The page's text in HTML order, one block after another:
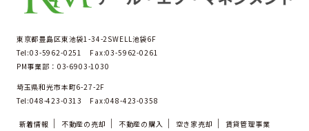
新着情報 賃貸管理事業
不動産の売却
不動産の購入
空き家売却
東京都豊島区東池袋1-34-2SWELL池袋6F
Tel:03-5962-0251 Fax:03-5962-0261
PM事業部：03-6903-1030
埼玉県和光市本町6-27-2F
Tel:048-423-0313 Fax:048-423-0358